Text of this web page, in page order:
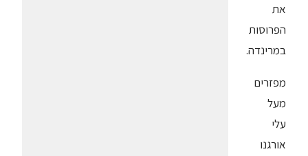
את
הפרוסות
במרינדה.
מפזרים
מעל
עלי
אורגנו